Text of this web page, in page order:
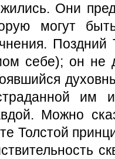
Они
могут
себе); он не
им
Можно
Толстой